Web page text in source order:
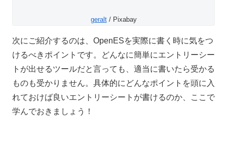
geralt/ Pixabay
次にご紹介するのは、OpenESを実際に書く時に気をつ
けるべきポイントです。どんなに簡単にエントリーシー
トが出せるツールだと言っても、適当に書いたら受かる
ものも受かりません。具体的にどんなポイントを頭に入
れておけば良いエントリーシートが書けるのか、ここで
学んでおきましょう！